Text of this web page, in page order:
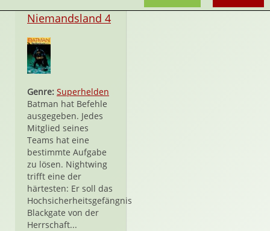
Niemandsland 4
Genre: Superhelden
Batman hat Befehle
ausgegeben. Jedes
Mitglied seines
Teams hat eine
bestimmte Aufgabe
zu lösen. Nightwing
trifft eine der
härtesten: Er soll das
Hochsicherheitsgefängnis
Blackgate von der
Herrschaft...